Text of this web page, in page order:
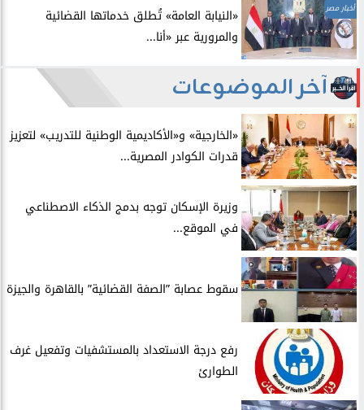
أخبار مصر
​«النيابة العامة» تُطلق خدماتها القضائية
والمرورية عبر «أنا...
آخر الموضوعات
​«الخارجية» و«الأكاديمية الوطنية للتدريب» لتعزيز
قدرات الكوادر المصرية...
​وزيرة الإسكان توجه بدمج الذكاء الاصطناعي
في الموقع...
سقوط عصابة ”الصفة القضائية” بالقاهرة والجيزة
​رفع درجة الاستعداد بالمستشفيات وتفعيل غرف
الطوارئ